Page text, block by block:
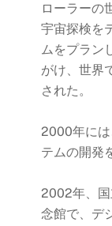
ローラーの
宇宙探検を
ムをプラン
がけ、世界
された。
2000年には
テムの開発
2002年、国
念館で、デ